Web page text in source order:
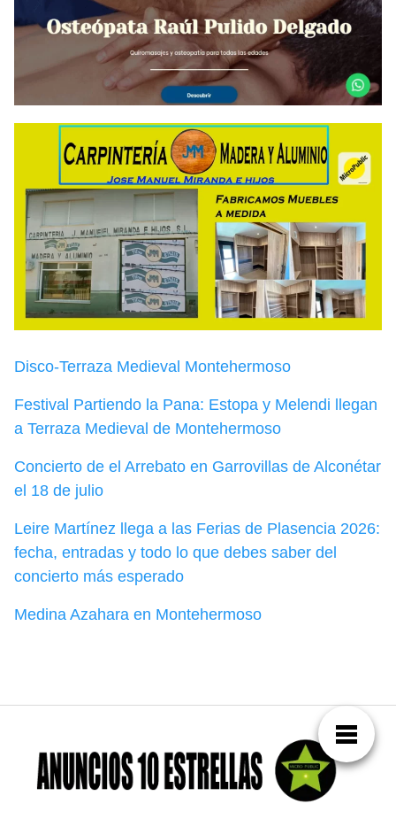
Disco-Terraza Medieval Montehermoso
Festival Partiendo la Pana: Estopa y Melendi llegan
a Terraza Medieval de Montehermoso
Concierto de el Arrebato en Garrovillas de Alconétar
el 18 de julio
Leire Martínez llega a las Ferias de Plasencia 2026:
fecha, entradas y todo lo que debes saber del
concierto más esperado
Medina Azahara en Montehermoso